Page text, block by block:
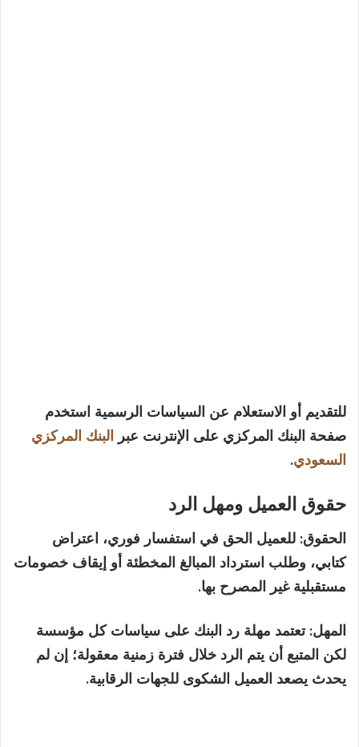
للتقديم أو الاستعلام عن السياسات الرسمية استخدم
صفحة البنك المركزي على الإنترنت عبر البنك المركزي
السعودي.
حقوق العميل ومهل الرد
الحقوق: للعميل الحق في استفسار فوري، اعتراض
كتابي، وطلب استرداد المبالغ المخطئة أو إيقاف خصومات
مستقبلية غير المصرح بها.
المهل: تعتمد مهلة رد البنك على سياسات كل مؤسسة
لكن المتبع أن يتم الرد خلال فترة زمنية معقولة؛ إن لم
يحدث يصعد العميل الشكوى للجهات الرقابية.